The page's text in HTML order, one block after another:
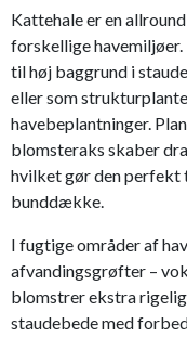
Kattehale er en
forskellige havemiljøer.
til høj baggrund i
eller som
havebeplantninger.
blomsteraks skaber
hvilket gør den perfekt
bunddække.
I fugtige områder af
afvandingsgrøfter –
blomstrer ekstra
staudebede med